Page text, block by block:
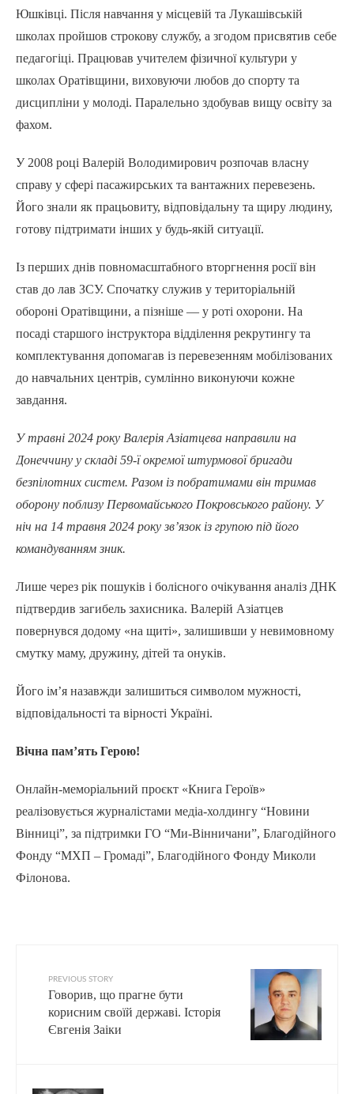
Юшківці. Після навчання у місцевій та Лукашівській
школах пройшов строкову службу, а згодом присвятив себе
педагогіці. Працював учителем фізичної культури у
школах Оратівщини, виховуючи любов до спорту та
дисципліни у молоді. Паралельно здобував вищу освіту за
фахом.
У 2008 році Валерій Володимирович розпочав власну
справу у сфері пасажирських та вантажних перевезень.
Його знали як працьовиту, відповідальну та щиру людину,
готову підтримати інших у будь-якій ситуації.
Із перших днів повномасштабного вторгнення росії він
став до лав ЗСУ. Спочатку служив у територіальній
обороні Оратівщини, а пізніше — у роті охорони. На
посаді старшого інструктора відділення рекрутингу та
комплектування допомагав із перевезенням мобілізованих
до навчальних центрів, сумлінно виконуючи кожне
завдання.
У травні 2024 року Валерія Азіатцева направили на
Донеччину у складі 59-ї окремої штурмової бригади
безпілотних систем. Разом із побратимами він тримав
оборону поблизу Первомайського Покровського району. У
ніч на 14 травня 2024 року зв’язок із групою під його
командуванням зник.
Лише через рік пошуків і болісного очікування аналіз ДНК
підтвердив загибель захисника. Валерій Азіатцев
повернувся додому «на щиті», залишивши у невимовному
смутку маму, дружину, дітей та онуків.
Його ім’я назавжди залишиться символом мужності,
відповідальності та вірності Україні.
Вічна пам’ять Герою!
Онлайн-меморіальний проєкт «Книга Героїв»
реалізовується журналістами медіа-холдингу “Новини
Вінниці”, за підтримки ГО “Ми-Вінничани”, Благодійного
Фонду “МХП – Громаді”, Благодійного Фонду Миколи
Філонова.
PREVIOUS STORY
Говорив, що прагне бути
корисним своїй державі. Історія
Євгенія Заіки